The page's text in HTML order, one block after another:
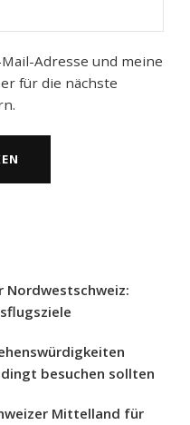
Adresse und meine
für die nächste
Nordwestschweiz:
besuchen sollten
Mittelland für